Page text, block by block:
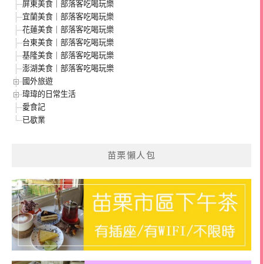
屏東美食｜部落客吃喝玩樂
宜蘭美食｜部落客吃喝玩樂
花蓮美食｜部落客吃喝玩樂
台東美食｜部落客吃喝玩樂
基隆美食｜部落客吃喝玩樂
澎湖美食｜部落客吃喝玩樂
國外旅遊
瑋瑋的日常生活
愛食記
已歇業
苗栗懶人包